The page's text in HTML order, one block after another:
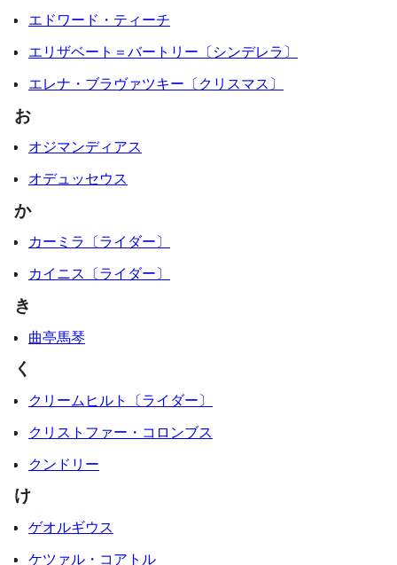
エドワード・ティーチ
エリザベート＝バートリー〔シンデレラ〕
エレナ・ブラヴァツキー〔クリスマス〕
お
オジマンディアス
オデュッセウス
か
カーミラ〔ライダー〕
カイニス〔ライダー〕
き
曲亭馬琴
く
クリームヒルト〔ライダー〕
クリストファー・コロンブス
クンドリー
け
ゲオルギウス
ケツァル・コアトル